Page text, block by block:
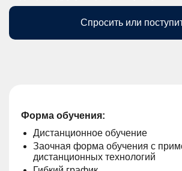
Спросить или
Форма обучения:
Дистанционное обучение
Заочная форма обучения с
дистанционных технологий